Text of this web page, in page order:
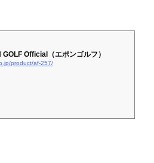
Official（エポンゴルフ）
product/af-257/